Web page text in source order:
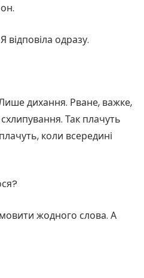
відповіла одразу.
дихання. Рване, важке,
Так плачуть
коли всередині
жодного слова. А